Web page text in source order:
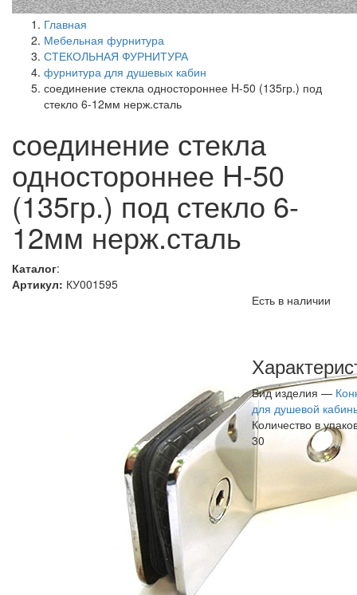
Главная
Мебельная фурнитура
СТЕКОЛЬНАЯ ФУРНИТУРА
фурнитура для душевых кабин
соединение стекла одностороннее H-50 (135гр.) под
стекло 6-12мм нерж.сталь
соединение стекла
одностороннее H-50
(135гр.) под стекло 6-
12мм нерж.сталь
Каталог:
Артикул: КУ001595
Есть в наличии
Вид изделия —
для душевой
Количество в
30